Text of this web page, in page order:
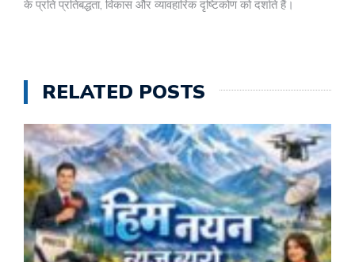
के प्रति प्रतिबद्धता, विकास और व्यावहारिक दृष्टिकोण को दर्शाते हैं।
RELATED POSTS